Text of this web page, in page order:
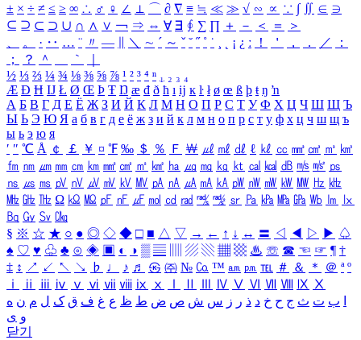
± × ÷ ≠ ≤ ≥ ∞ ∴ ♂ ♀ ∠ ⊥ ⌒ ∂ ∇ ≡ ≒ ≪ ≫ √ ∽ ∝ ∵ ∫ ∬ ∈ ∋
⊆ ⊇ ⊂ ⊃ ∪ ∩ ∧ ∨ ￢ ⇒ ⇔ ∀ ∃ ∮ ∑ ∏ ＋ － ＜ ＝
＞
、
。 · ‥ … ¨ 〃 ― ＼ ∼ ´ ～ ˇ ˘ ˝ ˚ ˙ ¸ ¡ ¿ ː ！ ＇ ， ． ／
：
；
？ ＾ ｀
½ ⅓ ⅔ ¼ ¾ ⅛ ⅜ ⅝ ⅞ ¹ ² ³ ⁴ ⁿ ₁ ₂ ₃ ₄
Æ Ð Ħ Ĳ Ł Ø Œ Þ Ŧ Ŋ æ đ ð ħ ı ĳ ĸ ŀ ł ø œ ß þ ŧ ŋ ŉ
А Б В Г Д Е Ё Ж З И Й К Л М Н О П Р С Т У Ф Х Ц Ч Ш Щ Ъ
Ы Ь Э Ю Я а б в г д е ё ж з и й к л м н о п р с т у ф х ц ч ш щ ъ
ы ь э ю я
′ ″ ℃ Å ￠ ￡ ￥ ¤ ℉ ‰ ＄ ％ Ｆ ￦ ㎕ ㎖ ㎗ ℓ ㎘ ㏄ ㎣ ㎤ ㎥ ㎦
㎙ ㎚ ㎛ ㎜ ㎝ ㎞ ㎟ ㎠ ㎡ ㎢ ㏊ ㎍ ㎎ ㎏ ㏏ ㎈ ㎉ ㏈ ㎧ ㎨ ㎰
㎱ ㎲ ㎳ ㎴ ㎵ ㎶ ㎷ ㎸ ㎹ ㎀ ㎁ ㎂ ㎃ ㎄ ㎺ ㎻ ㎽ ㎾ ㎿ ㎐ ㎑
㎒ ㎓ ㎔ Ω ㏀ ㏁ ㎊ ㎋ ㎌ ㏖ ㏅ ㎭ ㎮ ㎯ ㏛ ㎩ ㎪ ㎫ ㎬ ㏝ ㏐
㏓
㏃ ㏉ ㏜ ㏆
§ ※ ☆ ★ ○ ● ◎ ◇ ◆ □ ■ △ ▽ → ← ↑ ↓ ↔ 〓 ◁ ◀ ▷ ▶ ♤
♠ ♡ ♥ ♧ ♣ ⊙ ◈ ▣ ◐ ◑ ▒ ▤ ▨ ▧ ▦ ▩ ♨ ☏ ☎ ☜ ☞ ¶ †
‡ ↕ ↗ ↙ ↖ ↘ ♭ ♩ ♪ ♬ ㉿ ㈜ № ㏇ ™ ㏂ ㏘ ℡ ＃ ＆ ＊ ＠ ª º
ⅰ
ⅱ ⅲ ⅳ ⅴ ⅵ ⅶ ⅷ ⅸ ⅹ Ⅳ Ⅴ Ⅵ Ⅶ Ⅷ Ⅸ Ⅹ
ب ت ث ج ح خ د ذ ر ز س ش ص ض ط ظ ع غ ف ق ک ل م ن ه
و ی
닫기